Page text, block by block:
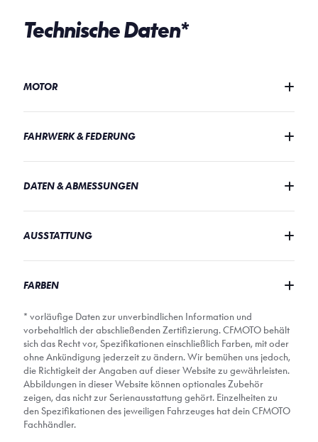
Technische Daten*
MOTOR
FAHRWERK & FEDERUNG
DATEN & ABMESSUNGEN
AUSSTATTUNG
FARBEN
* vorläufige Daten zur unverbindlichen Information und
vorbehaltlich der abschließenden Zertifizierung. CFMOTO behält
sich das Recht vor, Spezifikationen einschließlich Farben, mit oder
ohne Ankündigung jederzeit zu ändern. Wir bemühen uns jedoch,
die Richtigkeit der Angaben auf dieser Website zu gewährleisten.
Abbildungen in dieser Website können optionales Zubehör
zeigen, das nicht zur Serienausstattung gehört. Einzelheiten zu
den Spezifikationen des jeweiligen Fahrzeuges hat dein CFMOTO
Fachhändler.